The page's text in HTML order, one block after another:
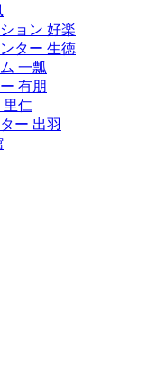
ョン 好楽
ター 生徳
一瓢
有朋
里仁
ー 出羽